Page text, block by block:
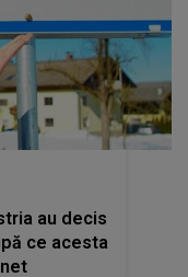
au decis
ce acesta